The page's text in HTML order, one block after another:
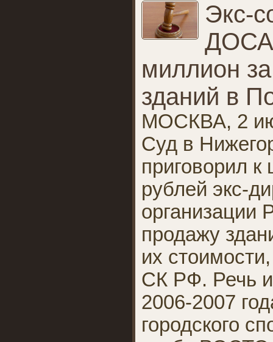
Экс-
миллион
зданий в
МОСКВА, 2
Суд в
приговорил
рублей экс-
продажу
их
СК РФ. Речь
2006-2007
городского